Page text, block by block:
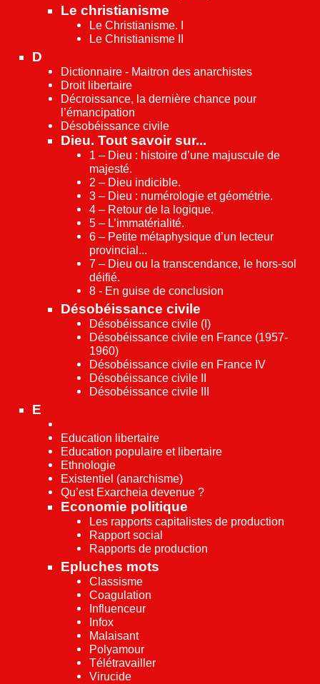
Le christianisme
Le Christianisme. I
Le Christianisme II
D
Dictionnaire - Maitron des anarchistes
Droit libertaire
Décroissance, la dernière chance pour
l’émancipation
Désobéissance civile
Dieu. Tout savoir sur...
1 – Dieu : histoire d’une majuscule de
majesté.
2 – Dieu indicible.
3 – Dieu : numérologie et géométrie.
4 – Retour de la logique.
5 – L’immatérialité.
6 – Petite métaphysique d’un lecteur
provincial...
7 – Dieu ou la transcendance, le hors-sol
déifié.
8 - En guise de conclusion
Désobéissance civile
Désobéissance civile (I)
Désobéissance civile en France (1957-
1960)
Désobéissance civile en France IV
Désobéissance civile II
Désobéissance civile III
E
Education libertaire
Education populaire et libertaire
Ethnologie
Existentiel (anarchisme)
Qu’est Exarcheia devenue ?
Economie politique
Les rapports capitalistes de production
Rapport social
Rapports de production
Epluches mots
Classisme
Coagulation
Influenceur
Infox
Malaisant
Polyamour
Télétravailler
Virucide